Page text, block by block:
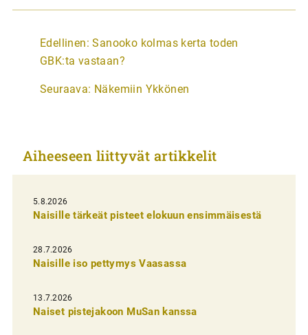
A
r
i
e
i
e
n
s
e
l
Edellinen: Sanooko kolmas kerta toden
GBK:ta vastaan?
Seuraava: Näkemiin Ykkönen
Aiheeseen liittyvät artikkelit
5.8.2026
Naisille tärkeät pisteet elokuun ensimmäisestä
28.7.2026
Naisille iso pettymys Vaasassa
13.7.2026
Naiset pistejakoon MuSan kanssa